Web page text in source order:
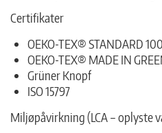
Certifikater
OEKO-TEX® STANDARD
OEKO-TEX® MADE IN
Grüner Knopf
ISO 15797
Miljøpåvirkning (LCA – oplyste